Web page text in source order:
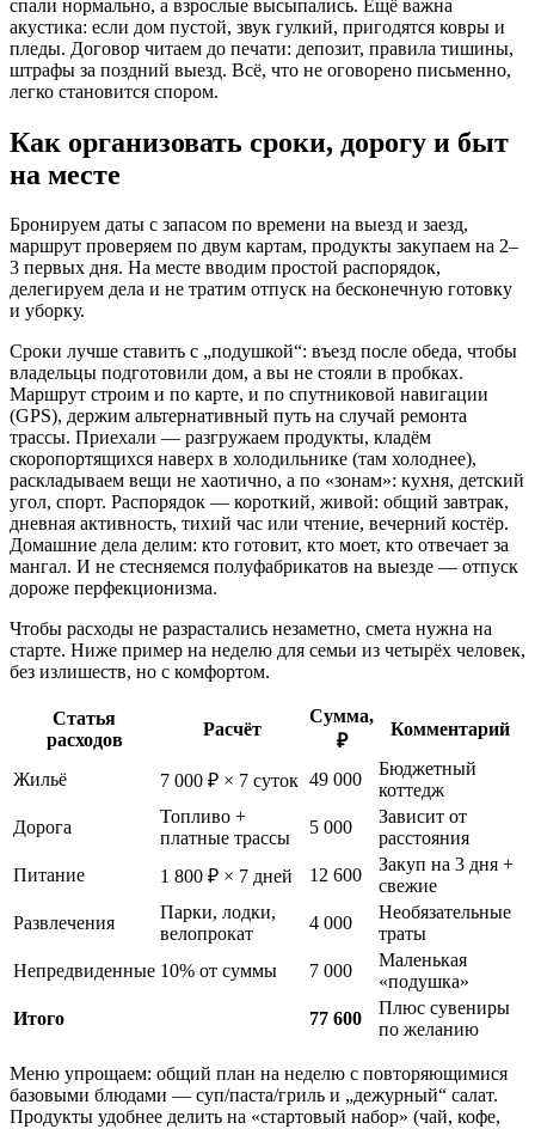
спали нормально, а взрослые высыпались. Ещё важна
акустика: если дом пустой, звук гулкий, пригодятся ковры и
пледы. Договор читаем до печати: депозит, правила тишины,
штрафы за поздний выезд. Всё, что не оговорено письменно,
легко становится спором.
Как организовать сроки, дорогу и быт
на месте
Бронируем даты с запасом по времени на выезд и заезд,
маршрут проверяем по двум картам, продукты закупаем на 2–
3 первых дня. На месте вводим простой распорядок,
делегируем дела и не тратим отпуск на бесконечную готовку
и уборку.
Сроки лучше ставить с „подушкой“: въезд после обеда, чтобы
владельцы подготовили дом, а вы не стояли в пробках.
Маршрут строим и по карте, и по спутниковой навигации
(GPS), держим альтернативный путь на случай ремонта
трассы. Приехали — разгружаем продукты, кладём
скоропортящихся наверх в холодильнике (там холоднее),
раскладываем вещи не хаотично, а по «зонам»: кухня, детский
угол, спорт. Распорядок — короткий, живой: общий завтрак,
дневная активность, тихий час или чтение, вечерний костёр.
Домашние дела делим: кто готовит, кто моет, кто отвечает за
мангал. И не стесняемся полуфабрикатов на выезде — отпуск
дороже перфекционизма.
Чтобы расходы не разрастались незаметно, смета нужна на
старте. Ниже пример на неделю для семьи из четырёх человек,
без излишеств, но с комфортом.
Статья
расходов
Расчёт
Сумма,
₽
Комментарий
Жильё 7 000 ₽ × 7 суток 49 000
Бюджетный
коттедж
Дорога
Топливо +
платные трассы
5 000
Зависит от
расстояния
Питание
1 800 ₽ × 7 дней 12 600
Закуп на 3 дня +
свежие
Развлечения
Парки, лодки,
велопрокат
4 000
Необязательные
траты
Непредвиденные 10% от суммы 7 000
Маленькая
«подушка»
Итого
77 600
Плюс сувениры
по желанию
Меню упрощаем: общий план на неделю с повторяющимися
базовыми блюдами — суп/паста/гриль и „дежурный“ салат.
Продукты удобнее делить на «стартовый набор» (чай, кофе,